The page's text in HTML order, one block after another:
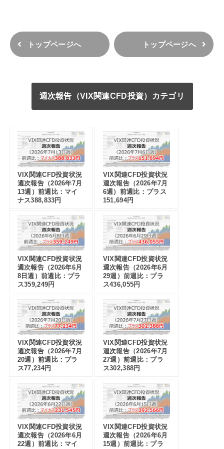
トップページへ トップページへ
週次報告（VIX関連CFD投資）カテゴリ
VIX関連CFD投資状況
週次報告（2026年7月
13週）前週比：マイ
ナス388,833円
VIX関連CFD投資状況
週次報告（2026年7月
6週）前週比：プラス
151,694円
VIX関連CFD投資状況
週次報告（2026年6月
8日週）前週比：プラ
ス359,249円
VIX関連CFD投資状況
週次報告（2026年6月
29週）前週比：プラ
ス436,055円
VIX関連CFD投資状況
週次報告（2026年7月
20週）前週比：プラ
ス77,234円
VIX関連CFD投資状況
週次報告（2026年7月
27週）前週比：プラ
ス302,388円
VIX関連CFD投資状況
週次報告（2026年6月
22週）前週比：マイ
VIX関連CFD投資状況
週次報告（2026年6月
15週）前週比：プラ